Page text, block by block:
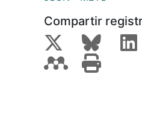
Compartir